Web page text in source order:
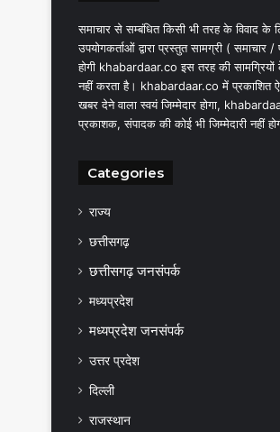
समाचार से सम्बंधित किसी भी तरह के विवाद के
उपयोगकर्ताओं द्वारा प्रस्तुत सामग्री ( समाचार
होगी khabardaar.co इस तरह की सामग्रियों
नहीं करता है। khabardaar.co में प्रकाशित
खबर देने वाला स्वयं जिम्मेदार होगा,
प्रकाशक, संपादक की कोई भी जिम्मेदारी नहीं
Categories
राज्य
छत्तीसगढ़
छत्तीसगढ़ जनसंपर्क
मध्यप्रदेश
मध्यप्रदेश जनसंपर्क
उत्तर प्रदेश
दिल्ली
राजस्थान